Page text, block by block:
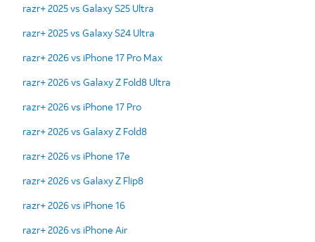
razr+ 2025 vs Galaxy S25 Ultra
razr+ 2025 vs Galaxy S24 Ultra
razr+ 2026 vs iPhone 17 Pro Max
razr+ 2026 vs Galaxy Z Fold8 Ultra
razr+ 2026 vs iPhone 17 Pro
razr+ 2026 vs Galaxy Z Fold8
razr+ 2026 vs iPhone 17e
razr+ 2026 vs Galaxy Z Flip8
razr+ 2026 vs iPhone 16
razr+ 2026 vs iPhone Air